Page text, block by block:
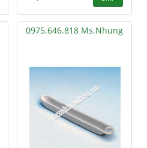
0975.646.818 Ms.Nhung